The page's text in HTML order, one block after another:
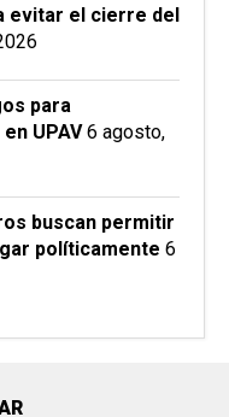
evitar el cierre del
para
UPAV 6 agosto,
buscan permitir
políticamente 6